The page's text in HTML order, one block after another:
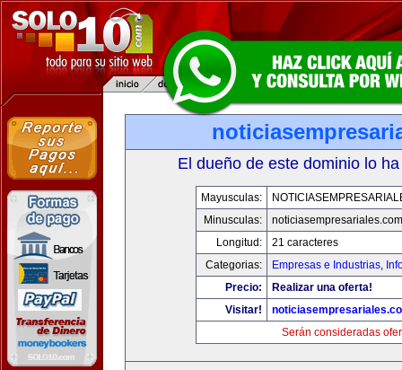
El dueño de este dominio lo
Mayusculas:
Minusculas:
noticiasempresariales.com
Longitud:
21 caracteres
Categorias:
Empresas e Industrias,
Precio:
Realizar una oferta!
Visitar!
Serán consideradas